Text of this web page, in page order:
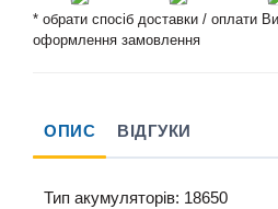
* обрати спосіб доставки / оплати
оформлення замовлення
ОПИС ВІДГУКИ
Тип акумуляторів: 18650